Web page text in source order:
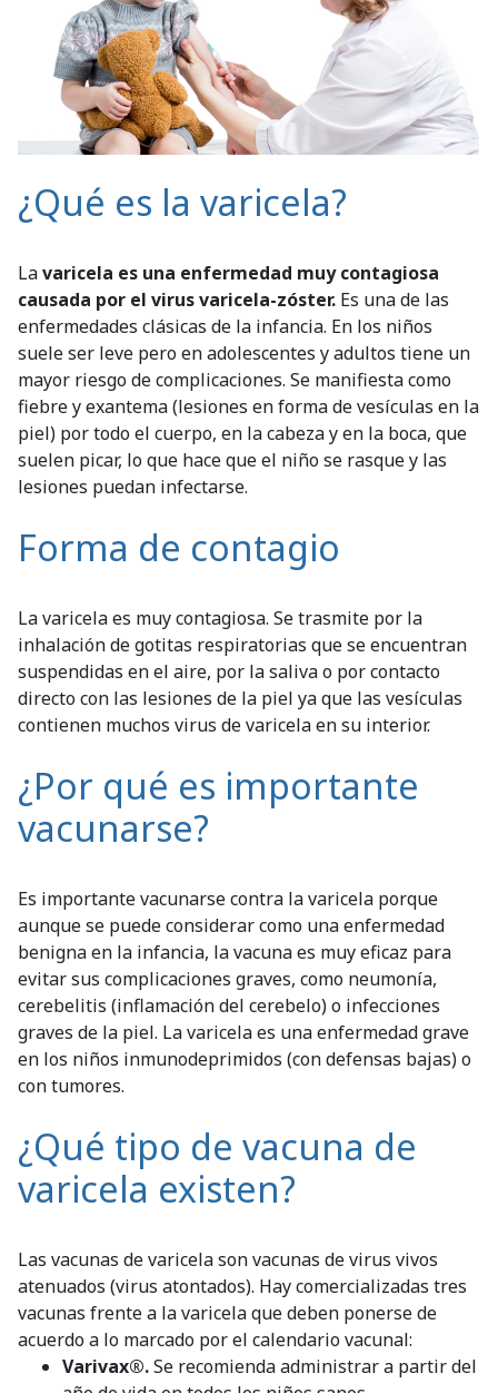
¿Qué es la varicela?
Lavaricela es una enfermedad muy contagiosa
causada por el virus varicela-zóster. Es una de las
enfermedades clásicas de la infancia. En los niños
suele ser leve pero en adolescentes y adultos tiene un
mayor riesgo de complicaciones. Se manifiesta como
fiebre y exantema (lesiones en forma de vesículas en la
piel) por todo el cuerpo, en la cabeza y en la boca, que
suelen picar, lo que hace que el niño se rasque y las
lesiones puedan infectarse.
Forma de contagio
La varicela es muy contagiosa. Se trasmite por la
inhalación de gotitas respiratorias que se encuentran
suspendidas en el aire, por la saliva o por contacto
directo con las lesiones de la piel ya que las vesículas
contienen muchos virus de varicela en su interior.
¿Por qué es importante
vacunarse?
Es importante vacunarse contra la varicela porque
aunque se puede considerar como una enfermedad
benigna en la infancia, la vacuna es muy eficaz para
evitar sus complicaciones graves, como neumonía,
cerebelitis (inflamación del cerebelo) o infecciones
graves de la piel. La varicela es una enfermedad grave
en los niños inmunodeprimidos (con defensas bajas) o
con tumores.
¿Qué tipo de vacuna de
varicela existen?
Las vacunas de varicela son vacunas de virus vivos
atenuados (virus atontados). Hay comercializadas tres
vacunas frente a la varicela que deben ponerse de
acuerdo a lo marcado por el calendario vacunal:
Varivax®.Se recomienda administrar a partir del